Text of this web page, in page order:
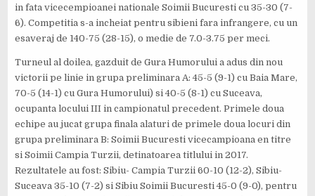
in fata vicecempioanei nationale Soimii Bucuresti cu 35-30 (7-
6). Competitia s-a incheiat pentru sibieni fara infrangere, cu un
esaveraj de 140-75 (28-15), o medie de 7.0-3.75 per meci.
Turneul al doilea, gazduit de Gura Humorului a adus din nou
victorii pe linie in grupa preliminara A: 45-5 (9-1) cu Baia Mare,
70-5 (14-1) cu Gura Humorului) si 40-5 (8-1) cu Suceava,
ocupanta locului III in campionatul precedent. Primele doua
echipe au jucat grupa finala alaturi de primele doua locuri din
grupa preliminara B: Soimii Bucuresti vicecampioana en titre
si Soimii Campia Turzii, detinatoarea titlului in 2017.
Rezultatele au fost: Sibiu- Campia Turzii 60-10 (12-2), Sibiu-
Suceava 35-10 (7-2) si Sibiu Soimii Bucuresti 45-0 (9-0), pentru